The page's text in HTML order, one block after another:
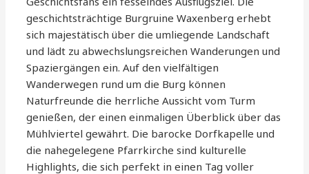
geschichtsträchtige Burgruine Waxenberg erhebt
sich majestätisch über die umliegende Landschaft
und lädt zu abwechslungsreichen Wanderungen und
Spaziergängen ein. Auf den vielfältigen
Wanderwegen rund um die Burg können
Naturfreunde die herrliche Aussicht vom Turm
genießen, der einen einmaligen Überblick über das
Mühlviertel gewährt. Die barocke Dorfkapelle und
die nahegelegene Pfarrkirche sind kulturelle
Highlights, die sich perfekt in einen Tag voller